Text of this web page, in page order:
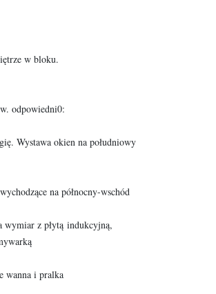
w bloku.
odpowiedni0:
Wystawa okien na południowy
na północny-wschód
z płytą indukcyjną,
wanna i pralka